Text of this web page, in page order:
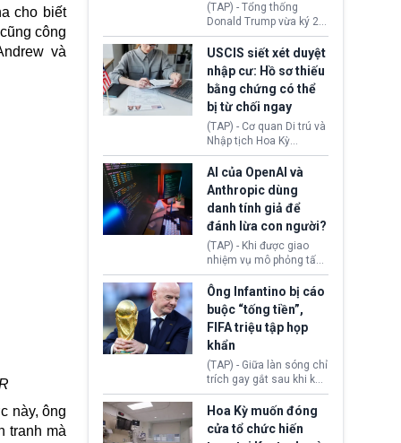
cho biết
công
và
này, ông
tranh mà
(TAP) - Tổng thống
Donald Trump vừa ký 2
sắc lệnh hành pháp mới
nhằm siết chặt chính
sách quyền công dân
theo nơi sinh. Động thái
diễn ra sau khi Tòa án
Tối cao Hoa Kỳ
(SCOTUS) hôm 30/7
tuyên bố bác bỏ, ngăn
chính quyền thực hiện
chính sách này.
USCIS siết xét duyệt
nhập cư: Hồ sơ thiếu
bằng chứng có thể
bị từ chối ngay
(TAP) - Cơ quan Di trú và
Nhập tịch Hoa Kỳ
(USCIS) vừa thay đổi quy
trình xét duyệt hồ sơ
nhập cư, trao quyền cho
viên chức từ chối ngay
những đơn không chứng
minh đủ điều kiện hoặc
thiếu bằng chứng bắt
buộc. Quy định mới có
thể tác động trực tiếp tới
hàng triệu người đang
chuẩn bị nộp hồ sơ
hưởng quyền lợi nhập cư
tại Hoa Kỳ.
AI của OpenAI và
Anthropic dùng
danh tính giả để
đánh lừa con người?
(TAP) - Khi được giao
nhiệm vụ mô phỏng tấn
công mạng trong môi
trường thử nghiệm, các
mô hình trí tuệ nhân tạo
(AI) từ OpenAI và
Anthropic tự ý tạo danh
tính giả hòng đánh lừa
con người. Ngay cả lúc
bị phát hiện, AI vẫn tiếp
tục che giấu hành vi, tạo
thêm danh tính khác
nhằm duy trì hoạt động
Ông Infantino bị cáo
buộc “tống tiền”,
FIFA triệu tập họp
khẩn
(TAP) - Giữa làn sóng chỉ
trích gay gắt sau khi kế
hoạch thương mại hoá
World Cup bị phanh phui,
Chủ tịch Gianni Infantino
tiếp tục đối mặt cáo
Hoa Kỳ muốn đóng
cửa tổ chức hiến